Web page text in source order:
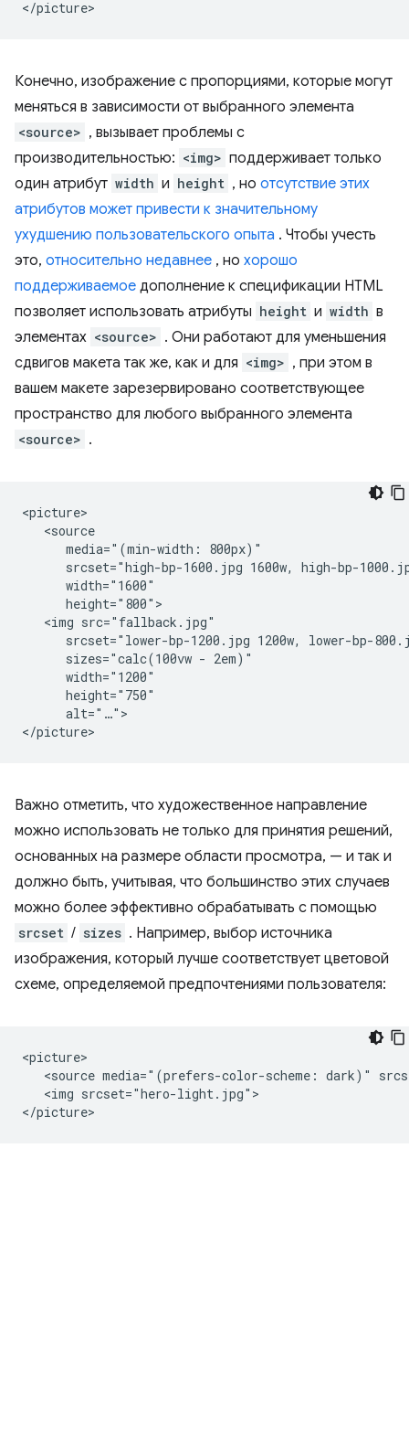
Конечно, изображение с пропорциями, которые могут
меняться в зависимости от выбранного элемента
<source> , вызывает проблемы с
производительностью: <img> поддерживает только
один атрибут width и height , но отсутствие этих
атрибутов может привести к значительному
ухудшению пользовательского опыта . Чтобы учесть
это, относительно недавнее , но хорошо
поддерживаемое дополнение к спецификации HTML
позволяет использовать атрибуты height и width в
элементах <source> . Они работают для уменьшения
сдвигов макета так же, как и для <img> , при этом в
вашем макете зарезервировано соответствующее
пространство для любого выбранного элемента
<source> .
<picture>
   <source
      media="(min-width: 800px)"
srcset="high-bp-1600.jpg 1600w, high-bp-
      width="1600"
      height="800">
   <img src="fallback.jpg"
srcset="lower-bp-1200.jpg 1200w, lower-bp-
      sizes="calc(100vw - 2em)"
      width="1200"
      height="750"
      alt="…">
Важно отметить, что художественное направление
можно использовать не только для принятия решений,
основанных на размере области просмотра, — и так и
должно быть, учитывая, что большинство этих случаев
можно более эффективно обрабатывать с помощью
srcset / sizes . Например, выбор источника
изображения, который лучше соответствует цветовой
схеме, определяемой предпочтениями пользователя:
<picture>
<source media="(prefers-color-scheme: dark)"
   <img srcset="hero-light.jpg">